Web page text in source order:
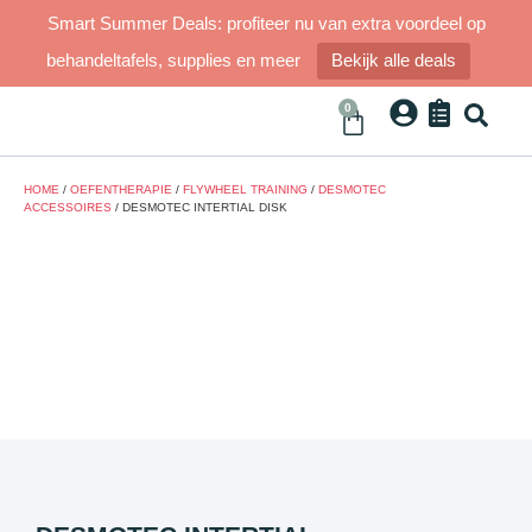
Smart Summer Deals: profiteer nu van extra voordeel op
behandeltafels, supplies en meer
Bekijk alle deals
0
HOME / OEFENTHERAPIE / FLYWHEEL TRAINING / DESMOTEC
ACCESSOIRES / DESMOTEC INTERTIAL DISK